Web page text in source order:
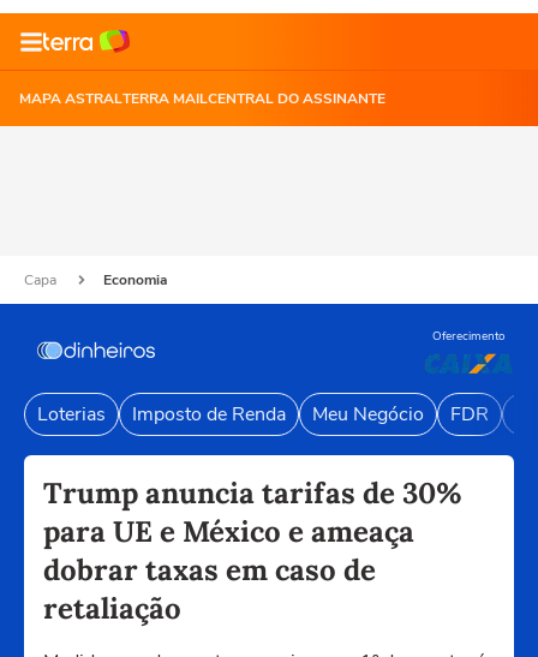
MAPA ASTRALTERRA MAILCENTRAL DO ASSINANTE
Capa Economia
Oferecimento
Loterias Imposto de Renda Meu Negócio FDR
Trump anuncia tarifas de 30%
para UE e México e ameaça
dobrar taxas em caso de
retaliação